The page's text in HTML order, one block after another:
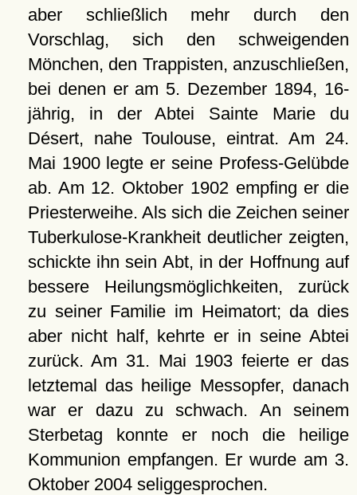
aber schließlich mehr durch den
Vorschlag, sich den schweigenden
Mönchen, den Trappisten, anzuschließen,
bei denen er am 5. Dezember 1894, 16-
jährig, in der Abtei Sainte Marie du
Désert, nahe Toulouse, eintrat. Am 24.
Mai 1900 legte er seine Profess-Gelübde
ab. Am 12. Oktober 1902 empfing er die
Priesterweihe. Als sich die Zeichen seiner
Tuberkulose-Krankheit deutlicher zeigten,
schickte ihn sein Abt, in der Hoffnung auf
bessere Heilungsmöglichkeiten, zurück
zu seiner Familie im Heimatort; da dies
aber nicht half, kehrte er in seine Abtei
zurück. Am 31. Mai 1903 feierte er das
letztemal das heilige Messopfer, danach
war er dazu zu schwach. An seinem
Sterbetag konnte er noch die heilige
Kommunion empfangen. Er wurde am 3.
Oktober 2004 seliggesprochen.